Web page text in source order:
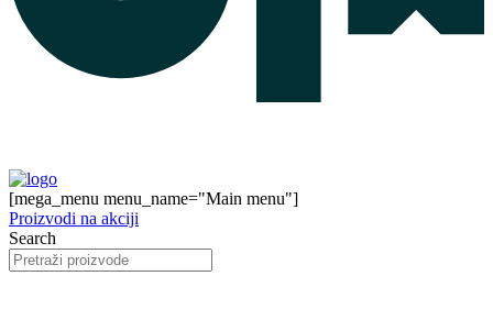
[mega_menu menu_name="Main menu"]
Proizvodi na akciji
Search